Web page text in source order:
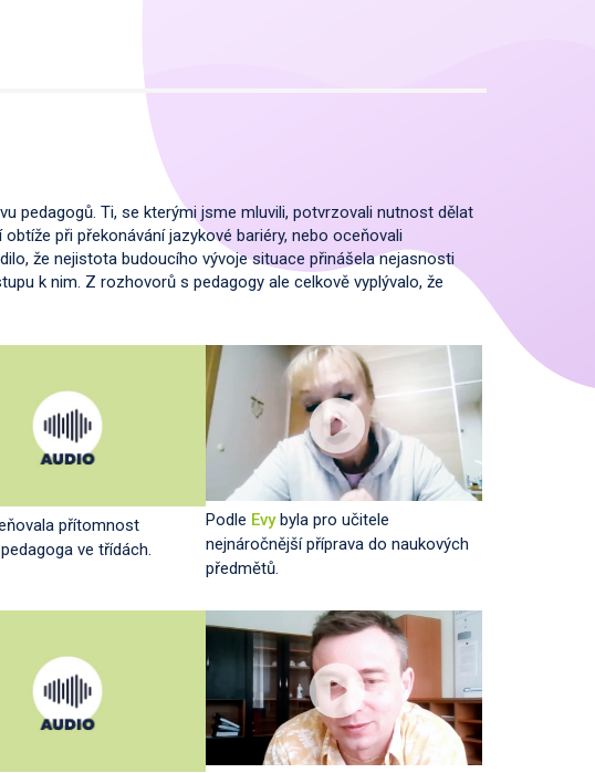
pedagogů. Ti, se kterými jsme mluvili, potvrzovali nutnost dělat
při překonávání jazykové bariéry, nebo oceňovali
že nejistota budoucího vývoje situace přinášela nejasnosti
k nim. Z rozhovorů s pedagogy ale celkově vyplývalo, že
přítomnost
ve třídách.
Podle Evybyla pro učitele
nejnáročnější příprava do naukových
předmětů.